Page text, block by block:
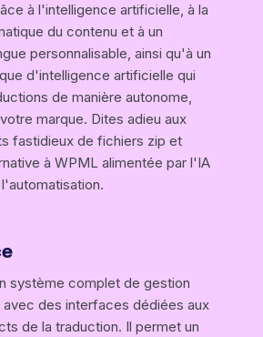
à l'intelligence artificielle, à la
du contenu et à un
personnalisable, ainsi qu'à un
d'intelligence artificielle qui
de manière autonome,
marque. Dites adieu aux
fastidieux de fichiers zip et
à WPML alimentée par l'IA
système complet de gestion
des interfaces dédiées aux
de la traduction. Il permet un